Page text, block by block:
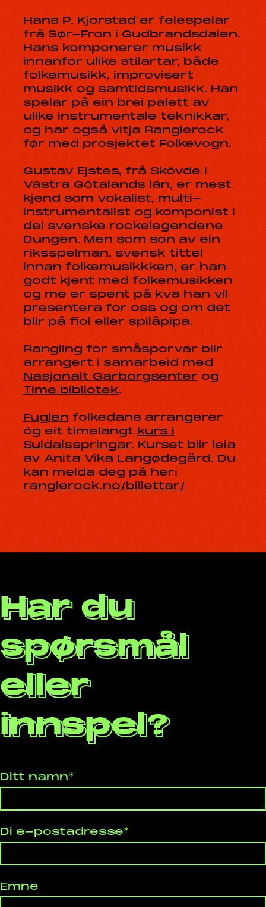
Hans P. Kjorstad er felespelar
frå Sør-Fron i Gudbrandsdalen.
Hans komponerer musikk
innanfor ulike stilartar, både
folkemusikk, improvisert
musikk og samtidsmusikk. Han
spelar på ein brei palett av
ulike instrumentale teknikkar,
og har også vitja Ranglerock
før med prosjektet Folkevogn.
Gustav Ejstes, frå Skövde i
Västra Götalands län, er mest
kjend som vokalist, multi-
instrumentalist og komponist i
dei svenske rockelegendene
Dungen. Men som son av ein
riksspelman, svensk tittel
innan folkemusikkken, er han
godt kjent med folkemusikken
og me er spent på kva han vil
presentera for oss og om det
blir på fiol eller spilåpipa.
Rangling for småsporvar blir
arrangert i samarbeid med
Nasjonalt Garborgsenter og
Time bibliotek.
Fuglen folkedans arrangerer
òg eit timelangt kurs i
Suldalsspringar. Kurset blir leia
av Anita Vika Langødegård. Du
kan melda deg på her:
ranglerock.no/billettar/
Har du
spørsmål
eller
innspel?
Ditt namn*
Di e-postadresse*
Emne